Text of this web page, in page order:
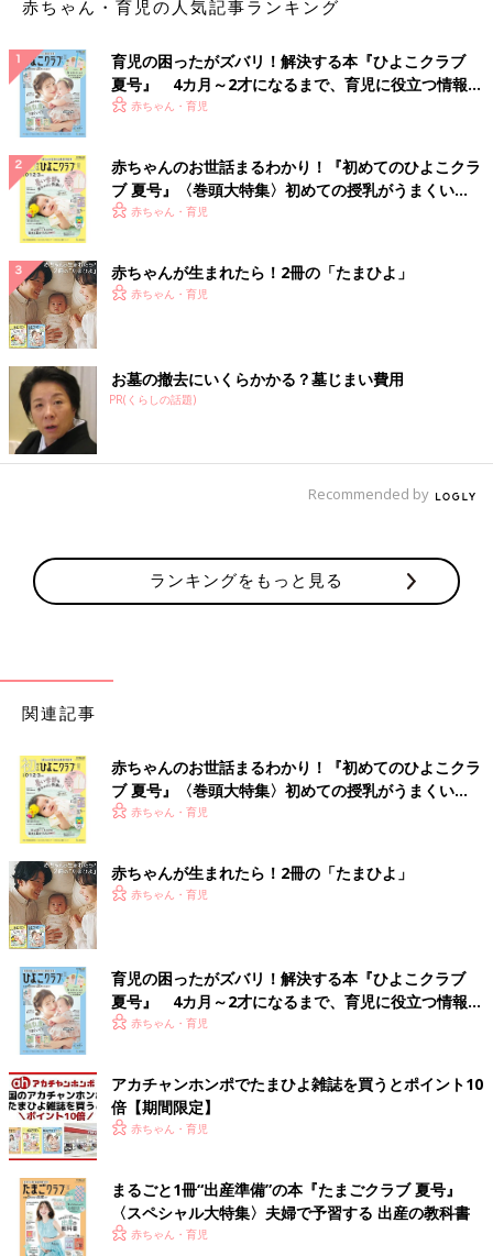
赤ちゃん・育児の人気記事ランキング
育児の困ったがズバリ！解決する本『ひよこクラブ
夏号』 4カ月～2才になるまで、育児に役立つ情報が
いっぱい！
赤ちゃん・育児
赤ちゃんのお世話まるわかり！『初めてのひよこクラ
ブ 夏号』〈巻頭大特集〉初めての授乳がうまくい
く！ おっぱい・ミルクの基本と夏のトラブル 解決テ
赤ちゃん・育児
赤ちゃんが生まれたら！2冊の「たまひよ」
赤ちゃん・育児
お墓の撤去にいくらかかる？墓じまい費用
PR(くらしの話題)
Recommended by
ランキングをもっと見る
関連記事
赤ちゃんのお世話まるわかり！『初めてのひよこクラ
ブ 夏号』〈巻頭大特集〉初めての授乳がうまくい
く！ おっぱい・ミルクの基本と夏のトラブル 解決テ
赤ちゃん・育児
赤ちゃんが生まれたら！2冊の「たまひよ」
赤ちゃん・育児
育児の困ったがズバリ！解決する本『ひよこクラブ
夏号』 4カ月～2才になるまで、育児に役立つ情報が
いっぱい！
赤ちゃん・育児
アカチャンホンポでたまひよ雑誌を買うとポイント10
倍【期間限定】
赤ちゃん・育児
まるごと1冊“出産準備”の本『たまごクラブ 夏号』
〈スペシャル大特集〉夫婦で予習する 出産の教科書
赤ちゃん・育児